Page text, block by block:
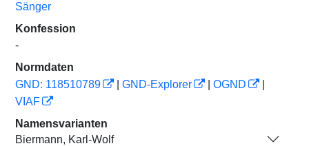
Sänger
Konfession
-
Normdaten
GND: 118510789
GND-Explorer OGND
VIAF
Namensvarianten
Biermann, Karl-Wolf